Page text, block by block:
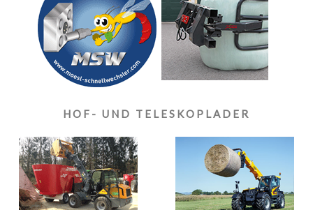
HOF- UND TELESKOPLADER